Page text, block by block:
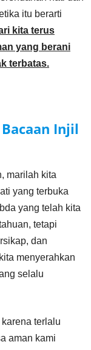
itu berarti
kita terus
yang berani
terbatas.
Injil
marilah kita
yang terbuka
yang telah kita
tetapi
dan
menyerahkan
selalu
terlalu
aman kami